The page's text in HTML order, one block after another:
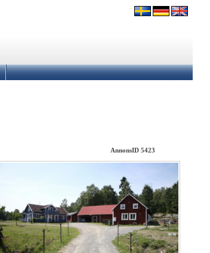
AnnonsID 5423